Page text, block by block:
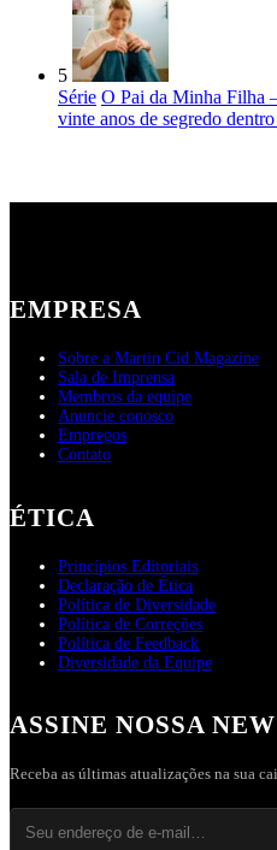
5
Série O Pai da Minha Filha
vinte anos de segredo
EMPRESA
Sobre a Martin Cid Magazine
Sala de Imprensa
Membros da equipe
Anuncie conosco
Empregos
Contato
ÉTICA
Princípios Editoriais
Declaração de Ética
Política de Diversidade
Política de Correções
Política de Feedback
Diversidade da Equipe
ASSINE NOSSA
Receba as últimas atualizações na sua